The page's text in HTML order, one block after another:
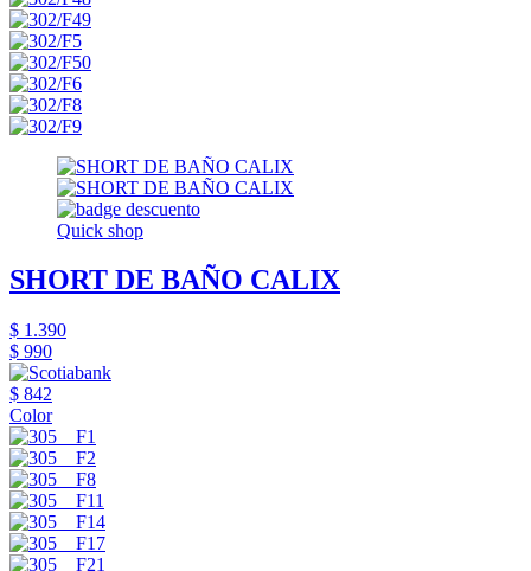
Quick shop
SHORT DE BAÑO CALIX
$ 1.390
$ 990
$ 842
Color